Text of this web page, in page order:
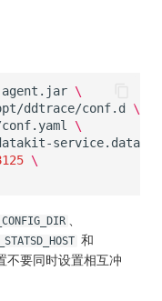
\
ddtrace/conf.d \
\
\
和
不要同时设置相互冲